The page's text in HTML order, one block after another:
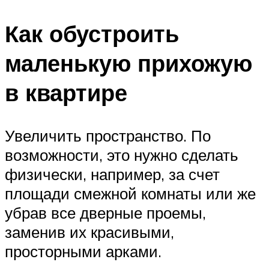
Как обустроить
маленькую прихожую
в квартире
Увеличить пространство. По
возможности, это нужно сделать
физически, например, за счет
площади смежной комнаты или же
убрав все дверные проемы,
заменив их красивыми,
просторными арками.